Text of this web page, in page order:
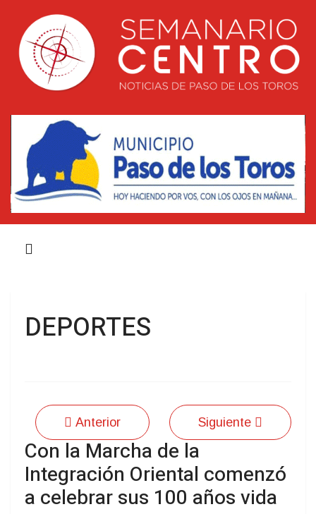
DEPORTES
Anterior Siguiente
Con la Marcha de la
Integración Oriental comenzó
a celebrar sus 100 años vida